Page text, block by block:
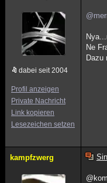
dabei seit 2004
Profil anzeigen
Private Nachricht
Link kopieren
Lesezeichen setzen
Ne
Dazu
kampfzwerg